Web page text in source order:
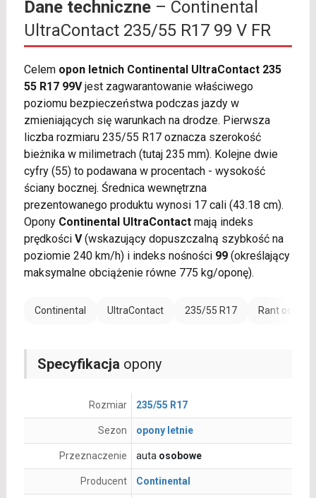
Dane techniczne– Continental
UltraContact 235/55 R17 99 V FR
Celem opon letnich Continental UltraContact 235
55 R17 99Vjest zagwarantowanie właściwego
poziomu bezpieczeństwa podczas jazdy w
zmieniających się warunkach na drodze. Pierwsza
liczba rozmiaru 235/55 R17 oznacza szerokość
bieżnika w milimetrach (tutaj 235 mm). Kolejne dwie
cyfry (55) to podawana w procentach - wysokość
ściany bocznej. Średnica wewnętrzna
prezentowanego produktu wynosi 17 cali (43.18 cm).
Opony Continental UltraContactmają indeks
prędkości V(wskazujący dopuszczalną szybkość na
poziomie 240 km/h) i indeks nośności 99(określający
maksymalne obciążenie równe 775 kg/oponę).
Continental UltraContact 235/55 R17 Rant
Specyfikacja opony
Rozmiar 235/55 R17
Sezon opony letnie
Przeznaczenie auta osobowe
Producent Continental